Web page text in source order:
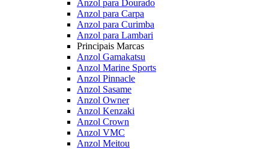
Anzol para Dourado
Anzol para Carpa
Anzol para Curimba
Anzol para Lambari
Principais Marcas
Anzol Gamakatsu
Anzol Marine Sports
Anzol Pinnacle
Anzol Sasame
Anzol Owner
Anzol Kenzaki
Anzol Crown
Anzol VMC
Anzol Meitou